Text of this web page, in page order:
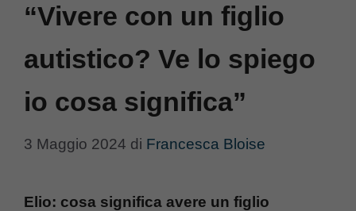
“Vivere con un figlio
autistico? Ve lo spiego
io cosa significa”
3 Maggio 2024 di Francesca Bloise
Elio: cosa significa avere un figlio